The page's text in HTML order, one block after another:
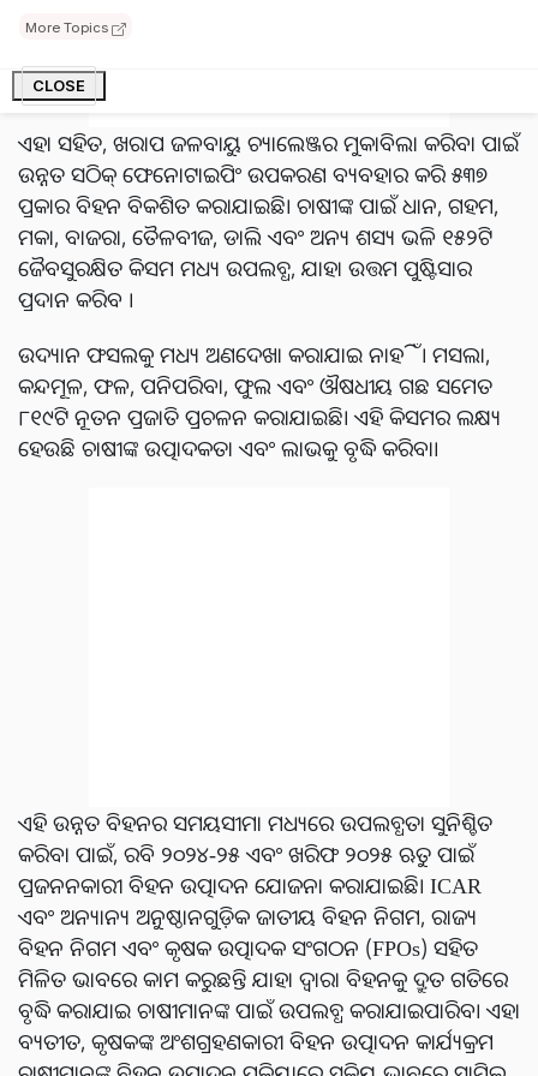
More Topics
CLOSE
ଅତି ଖରାପ ପାଣିପାଗ ପରିସ୍ଥିତିକୁ ପ୍ରତିହତ କରିବା ପାଇଁ ବିକଶିତ
କରାଯାଇଛି, ଯାହା ଜଳବାୟୁ ଅନିଶ୍ଚିତତାର ସମ୍ମୁଖୀନ ହେଉଥିବା
ଚାଷୀମାନଙ୍କ ପାଇଁ ଅତ୍ୟନ୍ତ ଲାଭଦାୟକ।
ଏହା ସହିତ, ଖରାପ ଜଳବାୟୁ ଚ୍ୟାଲେଞ୍ଜର ମୁକାବିଲା କରିବା ପାଇଁ
ଉନ୍ନତ ସଠିକ୍ ଫେନୋଟାଇପିଂ ଉପକରଣ ବ୍ୟବହାର କରି ୫୩୭
ପ୍ରକାର ବିହନ ବିକଶିତ କରାଯାଇଛି। ଚାଷୀଙ୍କ ପାଇଁ ଧାନ, ଗହମ,
ମକା, ବାଜରା, ତୈଳବୀଜ, ଡାଲି ଏବଂ ଅନ୍ୟ ଶସ୍ୟ ଭଳି ୧୫୨ଟି
ଜୈବସୁରକ୍ଷିତ କିସମ ମଧ୍ୟ ଉପଲବ୍ଧ, ଯାହା ଉତ୍ତମ ପୁଷ୍ଟିସାର
ପ୍ରଦାନ କରିବ ।
ଉଦ୍ୟାନ ଫସଲକୁ ମଧ୍ୟ ଅଣଦେଖା କରାଯାଇ ନାହିଁ। ମସଲା,
କନ୍ଦମୂଳ, ଫଳ, ପନିପରିବା, ଫୁଲ ଏବଂ ଔଷଧୀୟ ଗଛ ସମେତ
୮୧୯ଟି ନୂତନ ପ୍ରଜାତି ପ୍ରଚଳନ କରାଯାଇଛି। ଏହି କିସମର ଲକ୍ଷ୍ୟ
ହେଉଛି ଚାଷୀଙ୍କ ଉତ୍ପାଦକତା ଏବଂ ଲାଭକୁ ବୃଦ୍ଧି କରିବା।
ଏହି ଉନ୍ନତ ବିହନର ସମୟସୀମା ମଧ୍ୟରେ ଉପଲବ୍ଧତା ସୁନିଶ୍ଚିତ
କରିବା ପାଇଁ, ରବି ୨୦୨୪-୨୫ ଏବଂ ଖରିଫ ୨୦୨୫ ଋତୁ ପାଇଁ
ପ୍ରଜନନକାରୀ ବିହନ ଉତ୍ପାଦନ ଯୋଜନା କରାଯାଇଛି। ICAR
ଏବଂ ଅନ୍ୟାନ୍ୟ ଅନୁଷ୍ଠାନଗୁଡ଼ିକ ଜାତୀୟ ବିହନ ନିଗମ, ରାଜ୍ୟ
ବିହନ ନିଗମ ଏବଂ କୃଷକ ଉତ୍ପାଦକ ସଂଗଠନ (FPOs) ସହିତ
ମିଳିତ ଭାବରେ କାମ କରୁଛନ୍ତି ଯାହା ଦ୍ୱାରା ବିହନକୁ ଦ୍ରୁତ ଗତିରେ
ବୃଦ୍ଧି କରାଯାଇ ଚାଷୀମାନଙ୍କ ପାଇଁ ଉପଲବ୍ଧ କରାଯାଇପାରିବ। ଏହା
ବ୍ୟତୀତ, କୃଷକଙ୍କ ଅଂଶଗ୍ରହଣକାରୀ ବିହନ ଉତ୍ପାଦନ କାର୍ଯ୍ୟକ୍ରମ